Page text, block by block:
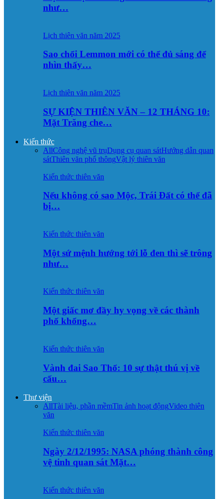
như…
Lịch thiên văn năm 2025
Sao chổi Lemmon mới có thể đủ sáng để
nhìn thấy…
Lịch thiên văn năm 2025
SỰ KIỆN THIÊN VĂN – 12 THÁNG 10:
Mặt Trăng che…
Kiến thức
AllCông nghệ vũ trụDụng cụ quan sátHướng dẫn quan
sátThiên văn phổ thôngVật lý thiên văn
Kiến thức thiên văn
Nếu không có sao Mộc, Trái Đất có thể đã
bị…
Kiến thức thiên văn
Một sứ mệnh hướng tới lỗ đen thì sẽ trông
như…
Kiến thức thiên văn
Một giấc mơ đầy hy vọng về các thành
phố khổng…
Kiến thức thiên văn
Vành đai Sao Thổ: 10 sự thật thú vị về
cấu…
Thư viện
AllTài liệu, phần mềmTin ảnh hoạt độngVideo thiên
văn
Kiến thức thiên văn
Ngày 2/12/1995: NASA phóng thành công
vệ tinh quan sát Mặt…
Kiến thức thiên văn